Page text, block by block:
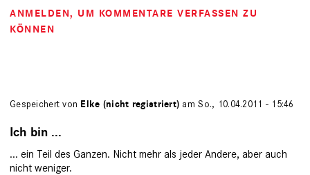
ANMELDEN, UM KOMMENTARE VERFASSEN ZU
KÖNNEN
Gespeichert von Elke (nicht registriert) am So., 10.04.2011 - 15:46
Ich bin ...
... ein Teil des Ganzen. Nicht mehr als jeder Andere, aber auch
nicht weniger.